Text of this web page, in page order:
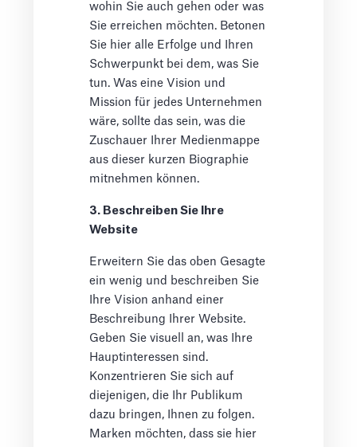
wohin Sie auch gehen oder was
Sie erreichen möchten. Betonen
Sie hier alle Erfolge und Ihren
Schwerpunkt bei dem, was Sie
tun. Was eine Vision und
Mission für jedes Unternehmen
wäre, sollte das sein, was die
Zuschauer Ihrer Medienmappe
aus dieser kurzen Biographie
mitnehmen können.
3. Beschreiben Sie Ihre
Website
Erweitern Sie das oben Gesagte
ein wenig und beschreiben Sie
Ihre Vision anhand einer
Beschreibung Ihrer Website.
Geben Sie visuell an, was Ihre
Hauptinteressen sind.
Konzentrieren Sie sich auf
diejenigen, die Ihr Publikum
dazu bringen, Ihnen zu folgen.
Marken möchten, dass sie hier